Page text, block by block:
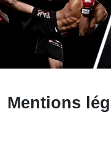
Mentions